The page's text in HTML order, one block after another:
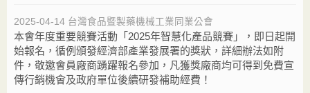
2025-04-14 台灣食品暨製藥機械工業同業公會
本會年度重要競賽活動「2025年智慧化產品競賽」，即日起開
始報名，循例頒發經濟部產業發展署的獎狀，詳細辦法如附
件，敬邀會員廠商踴躍報名參加，凡獲獎廠商均可得到免費宣
傳行銷機會及政府單位後續研發補助經費！